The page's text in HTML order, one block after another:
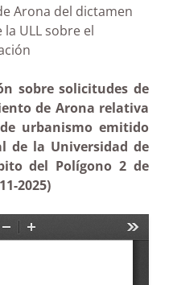
Arona del dictamen
ULL sobre el
sobre solicitudes de
de Arona relativa
urbanismo emitido
de la Universidad de
del Polígono 2 de
2025)